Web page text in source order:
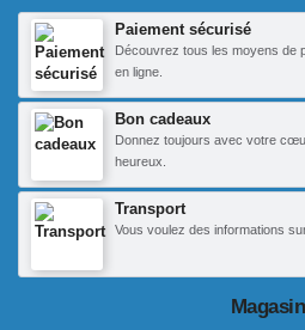
Paiement sécurisé
Découvrez tous les moyens de
en ligne.
Bon cadeaux
Donnez toujours avec votre
heureux.
Transport
Vous voulez des informations
Magasin